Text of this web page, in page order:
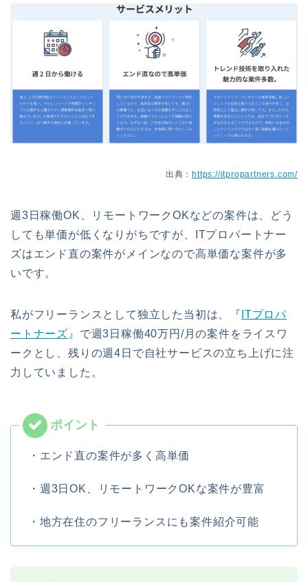
出典：https://itpropartners.com/
週3日稼働OK、リモートワークOKなどの案件は、どう
しても単価が低くなりがちですが、ITプロパートナー
ズはエンド直の案件がメインなので高単価な案件が多
いです。
私がフリーランスとして独立した当初は、『 ITプロパ
ートナーズ 』で週3日稼働40万円/月の案件をライスワ
ークとし、残りの週4日で自社サービスの立ち上げに注
力していました。
・エンド直の案件が多く高単価
・週3日OK、リモートワークOKな案件が豊富
・地方在住のフリーランスにも案件紹介可能